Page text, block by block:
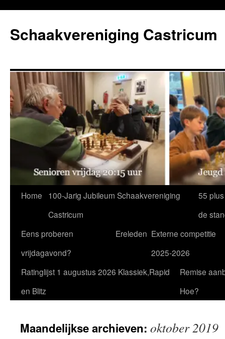
de
inhoud
Schaakvereniging Castricum
Home
100-Jarig Jubileum Schaakvereniging
Castricum
55
de
Eens proberen
vrijdagavond?
Ereleden Externe competitie
2025-2026
Ratinglijst 1 augustus 2026 Klassiek,Rapid
en Blitz
Remise
Hoe?
Maandelijkse archieven: oktober 2019